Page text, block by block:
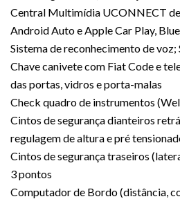
Central Multimídia UCONNECT de
Android Auto e Apple Car Play,
Sistema de reconhecimento de voz;
Chave canivete com Fiat Code e
das portas, vidros e porta-malas
Check quadro de instrumentos
Cintos de segurança dianteiros
regulagem de altura e pré
Cintos de segurança traseiros
3 pontos
Computador de Bordo (distância,